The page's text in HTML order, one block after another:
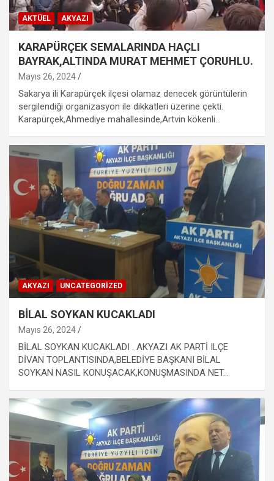
AKTÜEL AKYAZI
KARAPÜRÇEK SEMALARINDA HAÇLI
BAYRAK,ALTINDA MURAT MEHMET ÇORUHLU.
Mayıs 26, 2024
Sakarya ili Karapürçek ilçesi olamaz denecek görüntülerin
sergilendiği organizasyon ile dikkatleri üzerine çekti.
Karapürçek,Ahmediye mahallesinde,Artvin kökenli…
AKYAZI UNCATEGORIZED
BİLAL SOYKAN KUCAKLADI
Mayıs 26, 2024
BİLAL SOYKAN KUCAKLADI . AKYAZI AK PARTİ ILÇE
DİVAN TOPLANTISINDA,BELEDİYE BAŞKANI BİLAL
SOYKAN NASIL KONUŞACAK,KONUŞMASINDA NET…